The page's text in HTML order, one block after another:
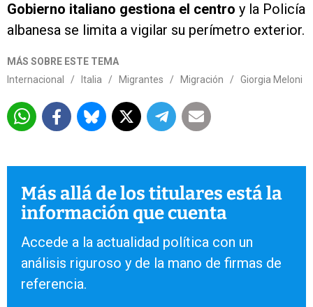
Gobierno italiano gestiona el centro y la Policía
albanesa se limita a vigilar su perímetro exterior.
MÁS SOBRE ESTE TEMA
Internacional
/ Italia / Migrantes / Migración / Giorgia Meloni
Más allá de los titulares está la
información que cuenta
Accede a la actualidad política con un
análisis riguroso y de la mano de firmas de
referencia.